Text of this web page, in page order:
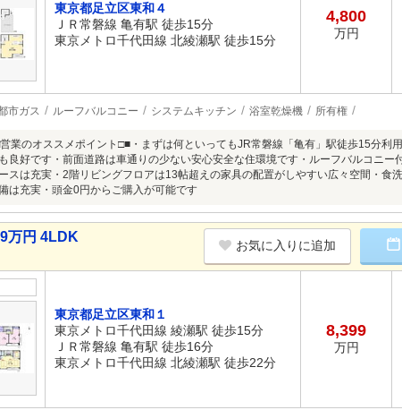
東京都足立区東和４
ＪＲ常磐線 亀有駅 徒歩15分
東京メトロ千代田線 北綾瀬駅 徒歩15分
4,800
万円
市ガス ルーフバルコニー システムキッチン 浴室乾燥機 所有権
業のオススメポイント□■・まずは何といってもJR常磐線「亀有」駅徒歩15分利
良好です・前面道路は車通りの少ない安心安全な住環境です・ルーフバルコニ
スは充実・2階リビングフロアは13帖超えの家具の配置がしやすい広々空間・食
は充実・頭金0円からご購入が可能です
万円 4LDK
お気に入りに追加
東京都足立区東和１
東京メトロ千代田線 綾瀬駅 徒歩15分
ＪＲ常磐線 亀有駅 徒歩16分
東京メトロ千代田線 北綾瀬駅 徒歩22分
8,399
万円